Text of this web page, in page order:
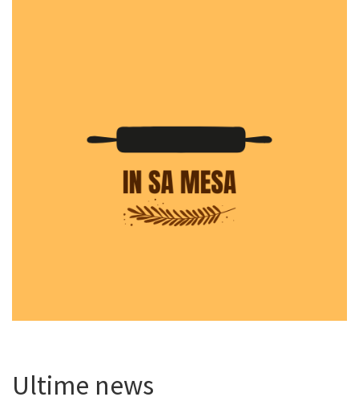
Ultime news